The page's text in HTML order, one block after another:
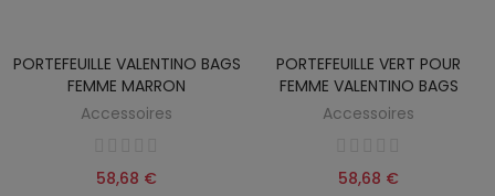
PORTEFEUILLE VALENTINO BAGS
FEMME MARRON
Accessoires
58,68 €
PORTEFEUILLE VERT POUR
FEMME VALENTINO BAGS
Accessoires
58,68 €